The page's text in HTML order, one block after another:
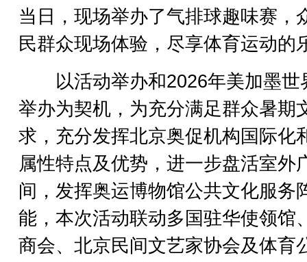
当日，现场举办了气排球趣味赛，
民群众现场体验，尽享体育运动的
以活动举办和2026年美加墨世
举办为契机，为充分满足群众暑期
求，充分发挥北京奥促机构国际化
属性特点及优势，进一步盘活室外
间，发挥奥运博物馆公共文化服务
能，本次活动联动多国驻华使领馆
商会、北京民间文艺家协会及体育